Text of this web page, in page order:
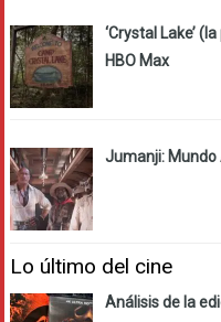
‘Crystal Lake’
HBO Max
Jumanji: Mundo
Lo último del cine
Análisis de la